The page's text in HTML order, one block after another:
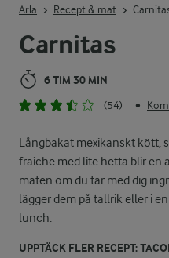
Carnitas
6 TIM 30 MIN
(54) •
Långbakat mexikanskt kött,
fraiche med lite hetta blir en
maten om du tar med dig
lägger dem på tallrik eller i
lunch.
UPPTÄCK FLER RECEPT:
Arla Recept & mat